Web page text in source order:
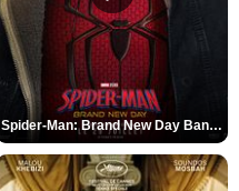
Spider-Man: Brand New Day Bande-annonce VO STFR